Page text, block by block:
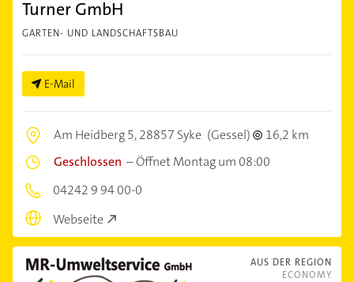
Turner GmbH
GARTEN- UND LANDSCHAFTSBAU
E-Mail
Am Heidberg 5,28857 Syke (Gessel)
16,2 km
Geschlossen –Öffnet Montag um 08:00
04242 9 94 00-0
Webseite
AUS DER REGION
ECONOMY